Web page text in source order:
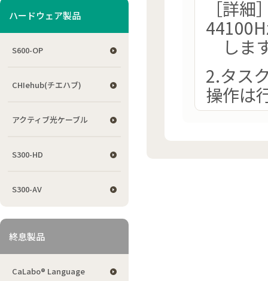
ハードウェア製品
S600-OP
CHIehub(チエハブ)
アクティブ光ケーブル
S300-HD
S300-AV
終息製品
CaLabo® Language
［詳
しま
2.タス
操作は